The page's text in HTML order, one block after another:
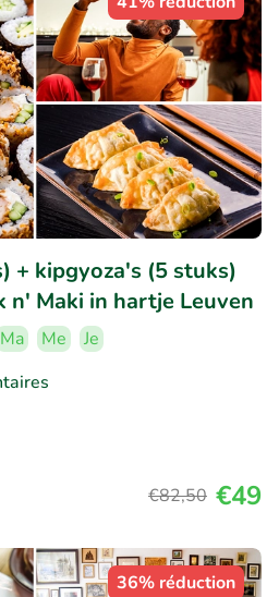
+ kipgyoza's (5 stuks)
n' Maki in hartje Leuven
Ma Me
Je
€82,50 €49
36% réduction